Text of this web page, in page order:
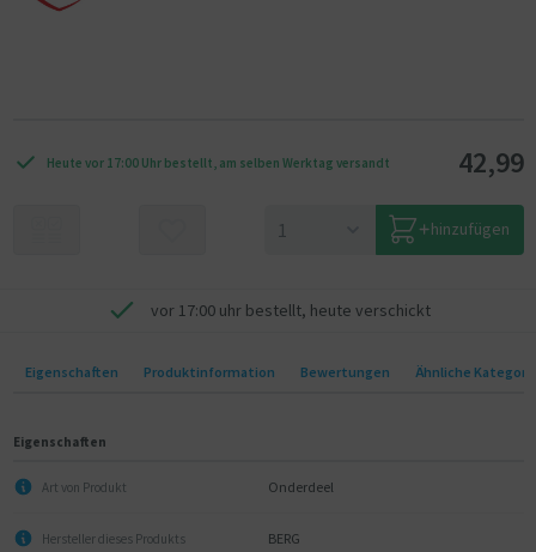
Heute vor 17:00 Uhr bestellt, am selben Werktag versandt 42,99
hinzufügen
vor 17:00 uhr bestellt, heute verschickt
Eigenschaften Produktinformation Bewertungen Ähnliche
Eigenschaften
Art von Produkt Onderdeel
Hersteller dieses Produkts BERG